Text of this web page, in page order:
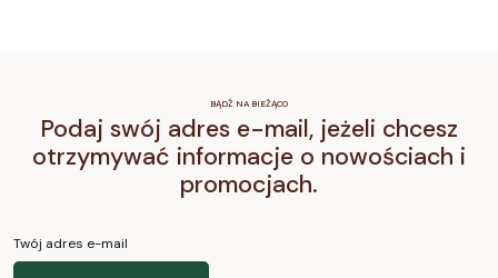
BĄDŹ NA BIEŻĄCO
Podaj swój adres e-mail, jeżeli chcesz
otrzymywać informacje o nowościach i
promocjach.
Twój adres e-mail